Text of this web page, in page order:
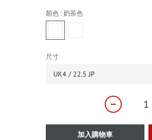
顏色 : 奶茶色
尺寸
加入購物車